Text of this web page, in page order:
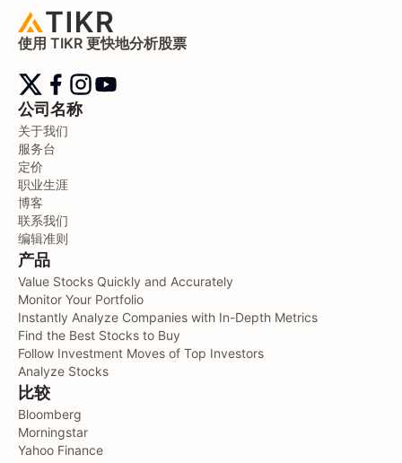
使用 TIKR 更快地分析股票
公司名称
关于我们
服务台
定价
职业生涯
博客
联系我们
编辑准则
产品
Value Stocks Quickly and Accurately
Monitor Your Portfolio
Instantly Analyze Companies with In-Depth Metrics
Find the Best Stocks to Buy
Follow Investment Moves of Top Investors
Analyze Stocks
比较
Bloomberg
Morningstar
Yahoo Finance